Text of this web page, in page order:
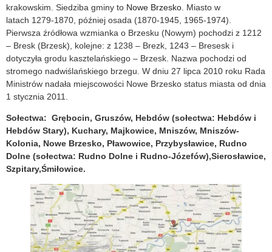
krakowskim. Siedziba gminy to Nowe Brzesko . Miasto w
latach 1279-1870, później osada (1870-1945, 1965-1974).
Pierwsza źródłowa wzmianka o Brzesku (Nowym) pochodzi z 1212
– Bresk (Brzesk), kolejne: z 1238 – Brezk, 1243 – Bresesk i
dotyczyła grodu kasztelańskiego – Brzesk. Nazwa pochodzi od
stromego nadwiślańskiego brzegu. W dniu 27 lipca 2010 roku Rada
Ministrów nadała miejscowości Nowe Brzesko status miasta od dnia
1 stycznia 2011.
Sołectwa: Grębocin, Gruszów, Hebdów (sołectwa: Hebdów i
Hebdów Stary), Kuchary, Majkowice, Mniszów, Mniszów-
Kolonia, Nowe Brzesko, Pławowice, Przybysławice, Rudno
Dolne (sołectwa: Rudno Dolne i Rudno-Józefów),Sierosławice,
Szpitary,Śmiłowice.